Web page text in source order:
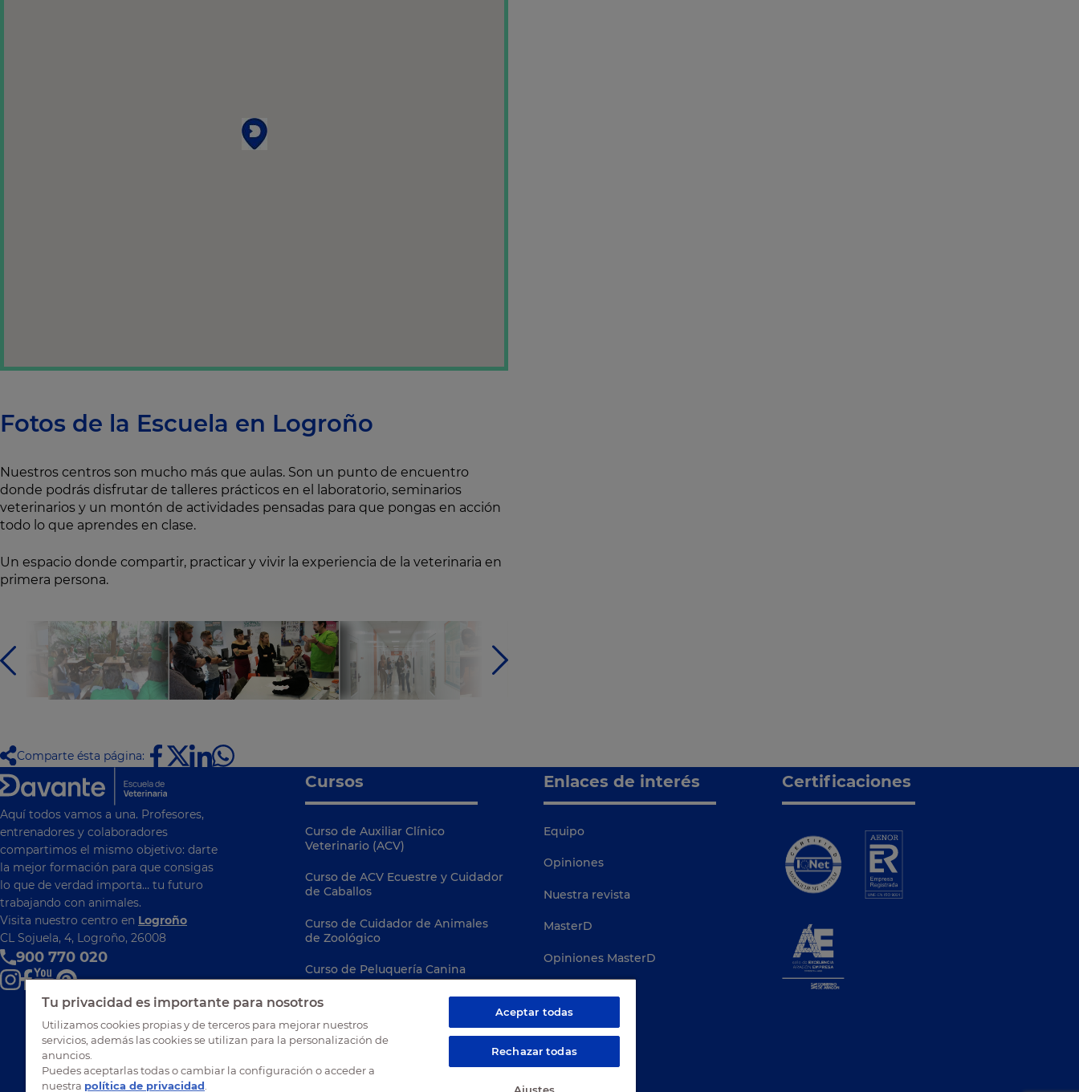
Fotos de la Escuela en Logroño
Nuestros centros son mucho más que aulas. Son un punto de encuentro
donde podrás disfrutar de talleres prácticos en el laboratorio, seminarios
veterinarios y un montón de actividades pensadas para que pongas en acción
todo lo que aprendes en clase.
Un espacio donde compartir, practicar y vivir la experiencia de la veterinaria en
primera persona.
Comparte ésta página:
Aquí todos vamos a una. Profesores,
entrenadores y colaboradores
compartimos el mismo objetivo: darte
la mejor formación para que consigas
lo que de verdad importa… tu futuro
trabajando con animales.
Visita nuestro centro en Logroño
CL Sojuela, 4, Logroño, 26008
900 770 020
Cursos
Curso de Auxiliar Clínico
Veterinario (ACV)
Curso de ACV Ecuestre y Cuidador
de Caballos
Curso de Cuidador de Animales
de Zoológico
Curso de Peluquería Canina
Curso de Conservación de Fauna
Curso de Terapias Asistidas con
Enlaces de interés
Equipo
Opiniones
Nuestra revista
MasterD
Opiniones MasterD
Certificaciones
Tu privacidad es importante para nosotros
Utilizamos cookies propias y de terceros para mejorar nuestros
servicios, además las cookies se utilizan para la personalización de
anuncios.
Puedes aceptarlas todas o cambiar la configuración o acceder a
nuestra política de privacidad
Aceptar todas
Rechazar todas